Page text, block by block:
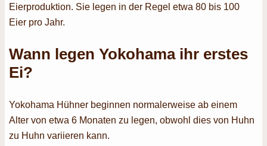
Eierproduktion. Sie legen in der Regel etwa 80 bis 100
Eier pro Jahr.
Wann legen Yokohama ihr erstes
Ei?
Yokohama Hühner beginnen normalerweise ab einem
Alter von etwa 6 Monaten zu legen, obwohl dies von Huhn
zu Huhn variieren kann.